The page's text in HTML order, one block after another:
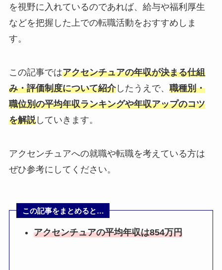
を視野に入れているのであれば、給与や福利厚生
などを把握した上での転職活動をおすすめしま
す。
この記事ではアクセンチュアの年収が決まる仕組
み・評価制度について紹介したうえで、 職種別・
職位別の平均年収ランキングや年収アップのコツ
を解説していきます。
アクセンチュアへの就職や転職を考えている方は
ぜひ参考にしてください。
この記事をまとめると…
アクセンチュアの平均年収は854万円